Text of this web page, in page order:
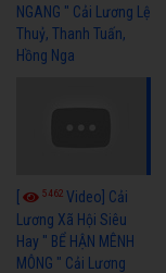
NGANG " Cải Lương Lệ
Thuỷ, Thanh Tuấn,
Hồng Nga
5462 Video] Cải
Lương Xã Hội Siêu
Hay " BỂ HẬN MÊNH
MÔNG " Cải Lương